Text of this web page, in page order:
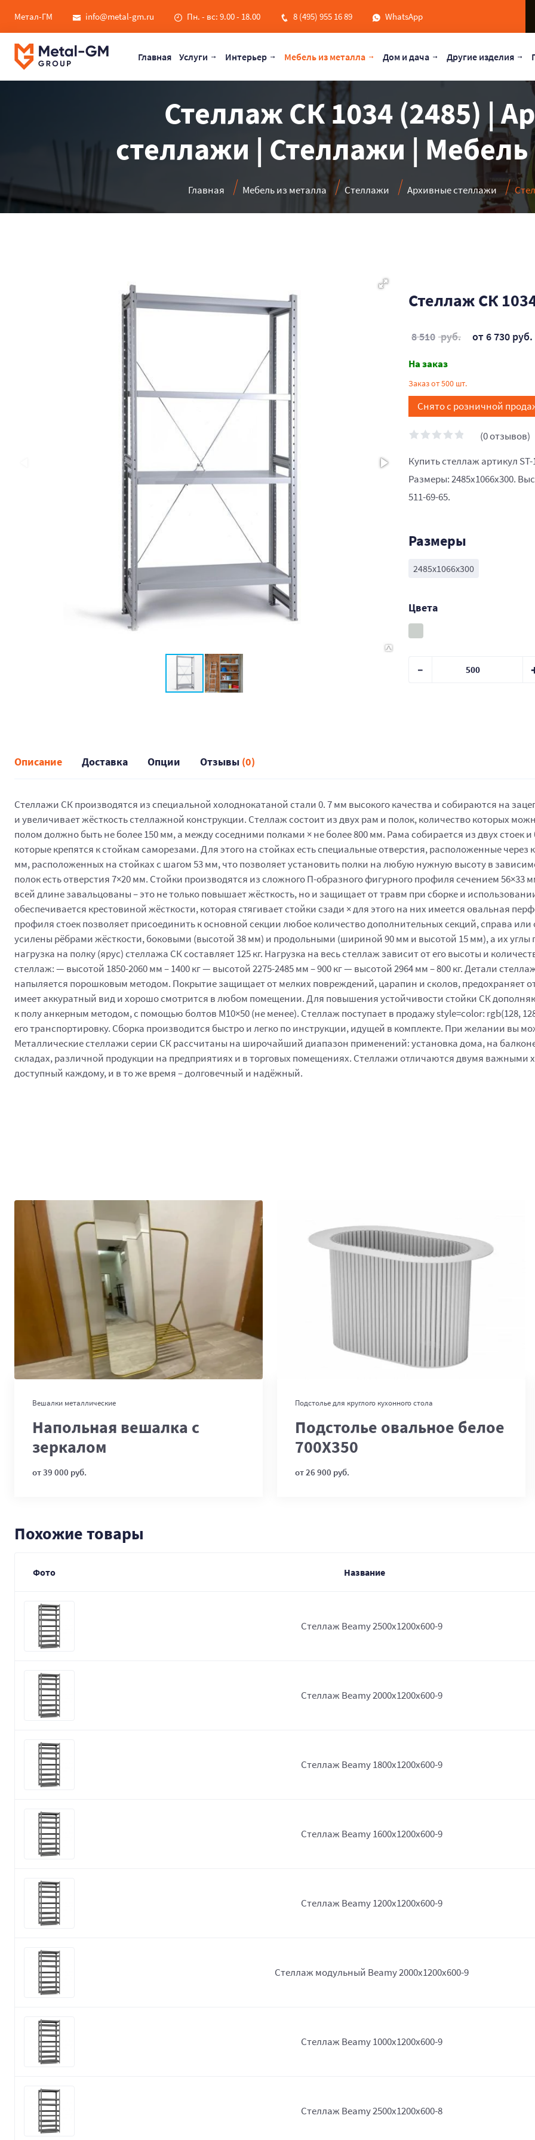
Метал-ГМ info@metal-gm.ru Пн. - вс: 9.00 - 18.00 8 (495) 955 16 89 WhatsApp
Главная Услуги Интерьер Мебель из металла Дом и дача Другие изделия
Стеллаж СК 1034 (2485) |
стеллажи | Стеллажи | Мебель
Главная Мебель из металла Стеллажи Архивные стеллажи
Стеллаж СК
8 510 руб. от 6 730 руб.
На заказ
Заказ от 500 шт.
Снято с розничной
(0 отзывов)
Купить стеллаж артикул
Размеры: 2485x1066x300.
511-69-65.
Размеры
2485x1066x300
Цвета
Описание Доставка Опции Отзывы (0)
Стеллажи СК производятся из специальной холоднокатаной стали 0. 7 мм высокого качества и собираются на
и увеличивает жёсткость стеллажной конструкции. Стеллаж состоит из двух рам и полок, количество которых
полом должно быть не более 150 мм, а между соседними полками × не более 800 мм. Рама собирается из двух стоек
которые крепятся к стойкам саморезами. Для этого на стойках есть специальные отверстия, расположенные
мм, расположенных на стойках с шагом 53 мм, что позволяет установить полки на любую нужную высоту в
полок есть отверстия 7×20 мм. Стойки производятся из сложного П-образного фигурного профиля сечением 56×33
всей длине завальцованы – это не только повышает жёсткость, но и защищает от травм при сборке и
обеспечивается крестовиной жёсткости, которая стягивает стойки сзади × для этого на них имеется овальная
профиля стоек позволяет присоединить к основной секции любое количество дополнительных секций, справа
усилены рёбрами жёсткости, боковыми (высотой 38 мм) и продольными (шириной 90 мм и высотой 15 мм), а их
нагрузка на полку (ярус) стеллажа СК составляет 125 кг. Нагрузка на весь стеллаж зависит от его высоты и
стеллаж: — высотой 1850-2060 мм – 1400 кг — высотой 2275-2485 мм – 900 кг — высотой 2964 мм – 800 кг. Детали
напыляется порошковым методом. Покрытие защищает от мелких повреждений, царапин и сколов, предохраняет
имеет аккуратный вид и хорошо смотрится в любом помещении. Для повышения устойчивости стойки СК
к полу анкерным методом, с помощью болтов М10×50 (не менее). Стеллаж поступает в продажу style=color: rgb(128,
его транспортировку. Сборка производится быстро и легко по инструкции, идущей в комплекте. При желании вы
Металлические стеллажи серии СК рассчитаны на широчайший диапазон применений: установка дома, на
складах, различной продукции на предприятиях и в торговых помещениях. Стеллажи отличаются двумя
доступный каждому, и в то же время – долговечный и надёжный.
Вешалки металлические
Напольная вешалка с
зеркалом
от 39 000 руб.
В корзину
Подстолье для круглого кухонного стола
Подстолье овальное белое
700Х350
от 26 900 руб.
Похожие товары
Фото Название
Стеллаж Beamy 2500x1200x600-9
Стеллаж Beamy 2000x1200x600-9
Стеллаж Beamy 1800x1200x600-9
Стеллаж Beamy 1600x1200x600-9
Стеллаж Beamy 1200x1200x600-9
Стеллаж модульный Beamy 2000x1200x600-9
Стеллаж Beamy 1000x1200x600-9
Стеллаж Beamy 2500x1200x600-8